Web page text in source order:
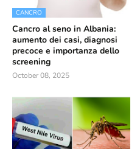
CANCRO
Cancro al seno in Albania:
aumento dei casi, diagnosi
precoce e importanza dello
screening
October 08, 2025